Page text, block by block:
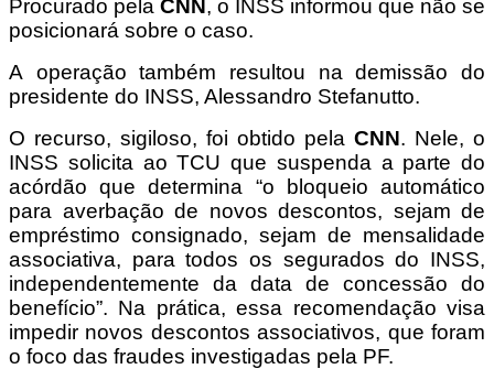
Procurado pela CNN, o INSS informou que não se
posicionará sobre o caso.
A operação também resultou na demissão do
presidente do INSS, Alessandro Stefanutto.
O recurso, sigiloso, foi obtido pela CNN. Nele, o
INSS solicita ao TCU que suspenda a parte do
acórdão que determina “o bloqueio automático
para averbação de novos descontos, sejam de
empréstimo consignado, sejam de mensalidade
associativa, para todos os segurados do INSS,
independentemente da data de concessão do
benefício”. Na prática, essa recomendação visa
impedir novos descontos associativos, que foram
o foco das fraudes investigadas pela PF.